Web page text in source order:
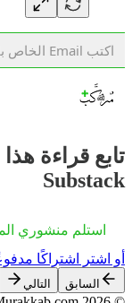
Substack
استلم منشوري
أو اشترِ اشتراكًا
السابق التالي